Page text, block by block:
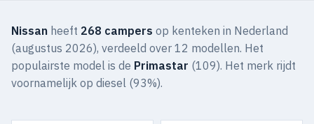
Nissan heeft 268 campers op kenteken in Nederland
(augustus 2026), verdeeld over 12 modellen. Het
populairste model is de Primastar (109). Het merk rijdt
voornamelijk op diesel (93%).